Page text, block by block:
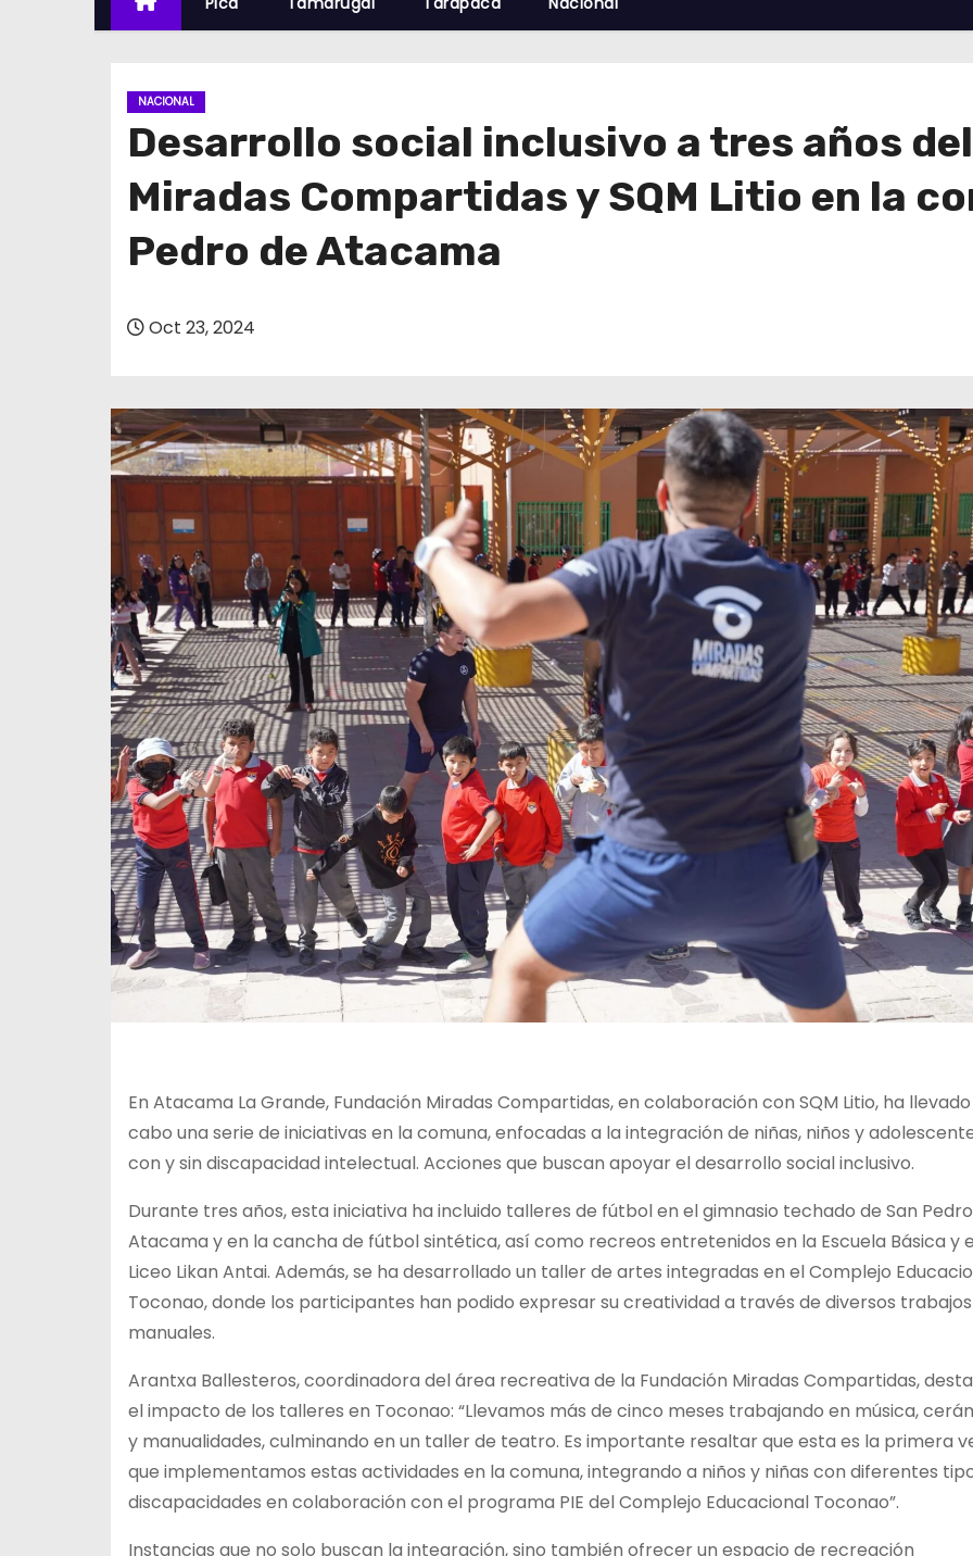
NACIONAL
Desarrollo social inclusivo a tres años
Miradas Compartidas y SQM Litio en la
Pedro de Atacama
Oct 23, 2024
En Atacama La Grande, Fundación Miradas Compartidas, en colaboración con SQM Litio, ha
cabo una serie de iniciativas en la comuna, enfocadas a la integración de niñas, niños y
con y sin discapacidad intelectual. Acciones que buscan apoyar el desarrollo social inclusivo.
Durante tres años, esta iniciativa ha incluido talleres de fútbol en el gimnasio techado de San
Atacama y en la cancha de fútbol sintética, así como recreos entretenidos en la Escuela Básica y
Liceo Likan Antai. Además, se ha desarrollado un taller de artes integradas en el Complejo
Toconao, donde los participantes han podido expresar su creatividad a través de diversos trabajos
manuales.
Arantxa Ballesteros, coordinadora del área recreativa de la Fundación Miradas Compartidas,
el impacto de los talleres en Toconao: “Llevamos más de cinco meses trabajando en música,
y manualidades, culminando en un taller de teatro. Es importante resaltar que esta es la primera
que implementamos estas actividades en la comuna, integrando a niños y niñas con diferentes
discapacidades en colaboración con el programa PIE del Complejo Educacional Toconao”.
Instancias que no solo buscan la integración, sino también ofrecer un espacio de recreación